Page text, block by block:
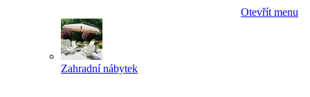
Otevřít menu
Zahradní nábytek